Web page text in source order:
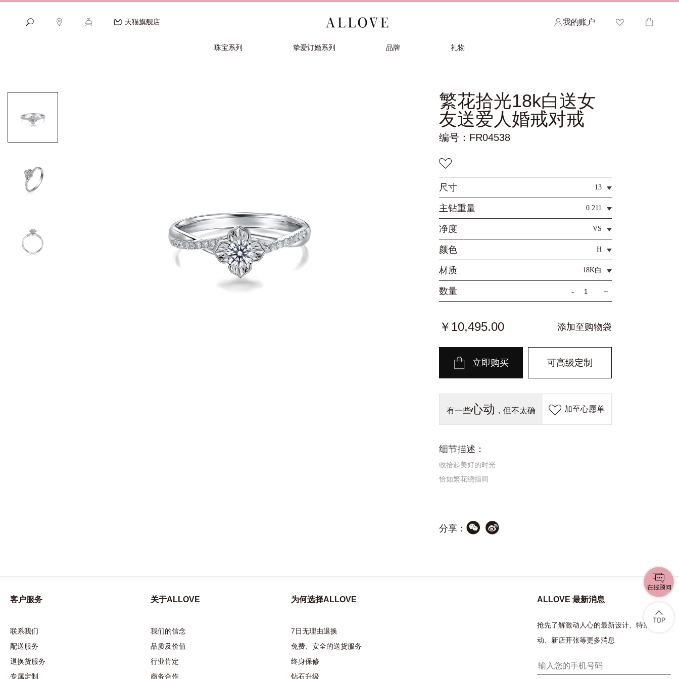
天猫旗舰店 我的账户
欢迎查看您的心愿清单
朋友或家人。
您的购物车
珠宝系列 挚爱订婚系列 品牌 礼物
繁花拾光18k白送女
友送爱人婚戒对戒
编号：FR04538
尺寸 13
主钻重量 0.211
净度 VS
颜色 H
材质 18K白
数量 - +
￥10,495.00 添加至购物袋
立即购买 可高级定制
有一些心动 ，但不太确 加至心愿单
细节描述：
收拾起美好的时光
恰如繁花绕指间
分享：
客户服务
联系我们
配送服务
退换货服务
专属定制
关于ALLOVE
我们的信念
品质及价值
行业肯定
商务合作
为何选择ALLOVE
7日无理由退换
免费、安全的送货服务
终身保修
钻石升级
ALLOVE 最新消息
抢先了解激动人心的最新设计、特别活
动、新店开张等更多消息